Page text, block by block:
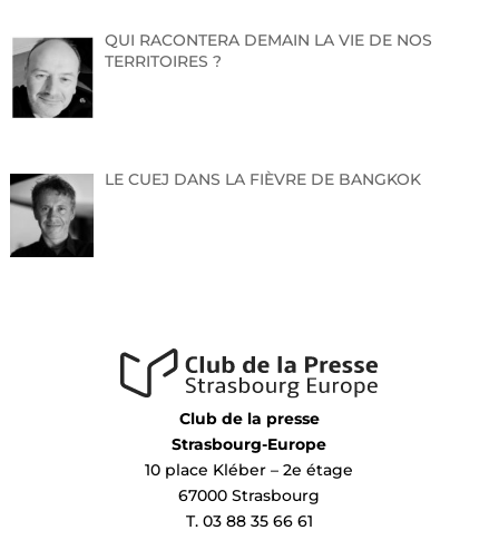
QUI RACONTERA DEMAIN LA VIE DE NOS
TERRITOIRES ?
LE CUEJ DANS LA FIÈVRE DE BANGKOK
Club de la presse
Strasbourg-Europe
10 place Kléber – 2e étage
67000 Strasbourg
T. 03 88 35 66 61